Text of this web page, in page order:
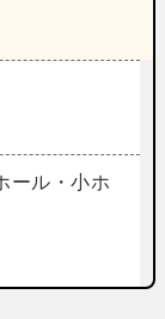
ール・小ホ